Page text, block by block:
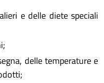
e delle diete speciali
delle temperature e